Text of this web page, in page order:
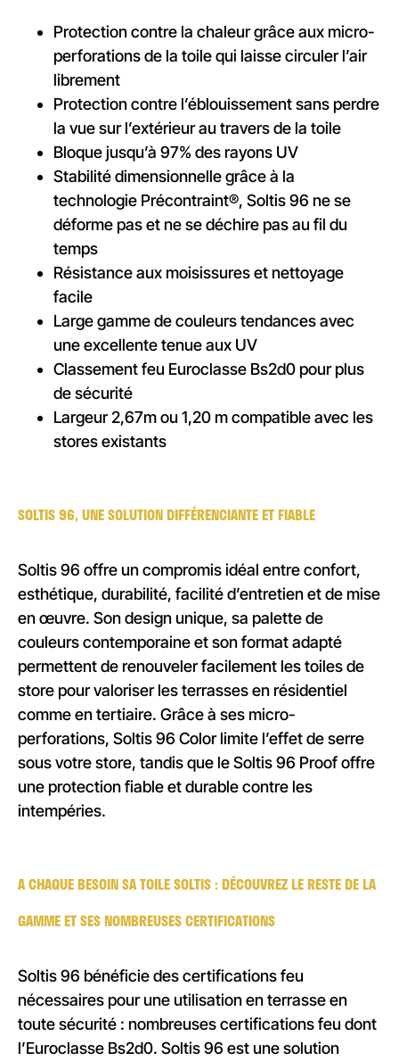
Protection contre la chaleur grâce aux micro-
perforations de la toile qui laisse circuler l’air
librement
Protection contre l’éblouissement sans perdre
la vue sur l’extérieur au travers de la toile
Bloque jusqu’à 97% des rayons UV
Stabilité dimensionnelle grâce à la
technologie Précontraint®, Soltis 96 ne se
déforme pas et ne se déchire pas au fil du
temps
Résistance aux moisissures et nettoyage
facile
Large gamme de couleurs tendances avec
une excellente tenue aux UV
Classement feu Euroclasse Bs2d0 pour plus
de sécurité
Largeur 2,67m ou 1,20 m compatible avec les
stores existants
SOLTIS 96, UNE SOLUTION DIFFÉRENCIANTE ET FIABLE
Soltis 96 offre un compromis idéal entre confort,
esthétique, durabilité, facilité d’entretien et de mise
en œuvre. Son design unique, sa palette de
couleurs contemporaine et son format adapté
permettent de renouveler facilement les toiles de
store pour valoriser les terrasses en résidentiel
comme en tertiaire. Grâce à ses micro-
perforations, Soltis 96 Color limite l’effet de serre
sous votre store, tandis que le Soltis 96 Proof offre
une protection fiable et durable contre les
intempéries.
A CHAQUE BESOIN SA TOILE SOLTIS : DÉCOUVREZ LE RESTE DE LA
GAMME ET SES NOMBREUSES CERTIFICATIONS
Soltis 96 bénéficie des certifications feu
nécessaires pour une utilisation en terrasse en
toute sécurité : nombreuses certifications feu dont
l’Euroclasse Bs2d0. Soltis 96 est une solution